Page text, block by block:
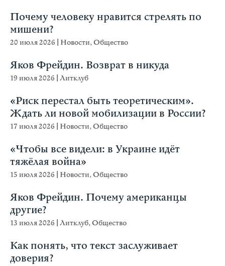
Почему человеку нравится стрелять по
мишени?
20 июля 2026 Новости,Общество
Яков Фрейдин. Возврат в никуда
19 июля 2026 Литклуб
«Риск перестал быть теоретическим».
Ждать ли новой мобилизации в России?
17 июля 2026 Новости,Общество
«Чтобы все видели: в Украине идёт
тяжёлая война»
15 июля 2026 Новости,Общество
Яков Фрейдин. Почему американцы
другие?
13 июля 2026 Литклуб,Общество
Как понять, что текст заслуживает
доверия?